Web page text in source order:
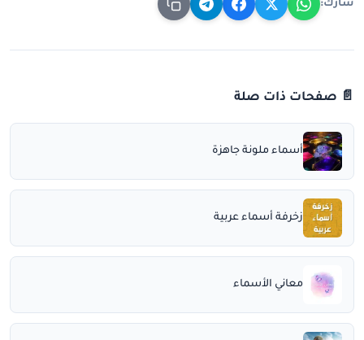
شارك:
📄 صفحات ذات صلة
أسماء ملونة جاهزة
زخرفة أسماء عربية
معاني الأسماء